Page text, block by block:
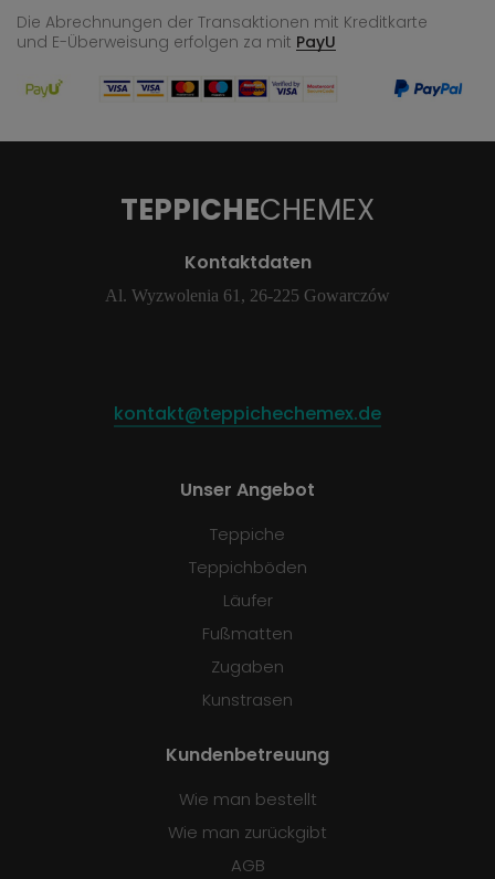
Die Abrechnungen der Transaktionen mit Kreditkarte
und E-Überweisung erfolgen za mit PayU
TEPPICHECHEMEX
Kontaktdaten
Al. Wyzwolenia 61, 26-225 Gowarczów
kontakt@teppichechemex.de
Unser Angebot
Teppiche
Teppichböden
Läufer
Fußmatten
Zugaben
Kunstrasen
Kundenbetreuung
Wie man bestellt
Wie man zurückgibt
AGB